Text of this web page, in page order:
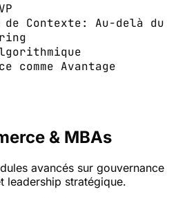
Contexte: Au-delà du
comme Avantage
& MBAs
avancés sur gouvernance
leadership stratégique.